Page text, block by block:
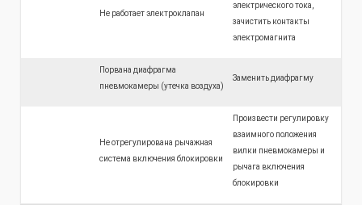
Не работает электроклапан
электрического тока,
зачистить контакты
электромагнита
Порвана диафрагма
пневмокамеры (утечка воздуха)
Заменить диафрагму
Не отрегулирована рычажная
система включения блокировки
Произвести регулировку
взаимного положения
вилки пневмокамеры и
рычага включения
блокировки